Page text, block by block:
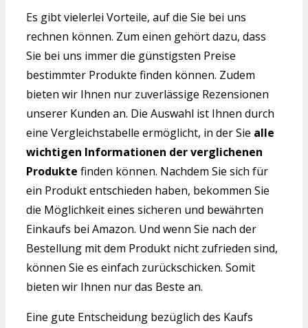
Es gibt vielerlei Vorteile, auf die Sie bei uns
rechnen können. Zum einen gehört dazu, dass
Sie bei uns immer die günstigsten Preise
bestimmter Produkte finden können. Zudem
bieten wir Ihnen nur zuverlässige Rezensionen
unserer Kunden an. Die Auswahl ist Ihnen durch
eine Vergleichstabelle ermöglicht, in der Sie alle
wichtigen Informationen der verglichenen
Produkte finden können. Nachdem Sie sich für
ein Produkt entschieden haben, bekommen Sie
die Möglichkeit eines sicheren und bewährten
Einkaufs bei Amazon. Und wenn Sie nach der
Bestellung mit dem Produkt nicht zufrieden sind,
können Sie es einfach zurückschicken. Somit
bieten wir Ihnen nur das Beste an.
Eine gute Entscheidung bezüglich des Kaufs